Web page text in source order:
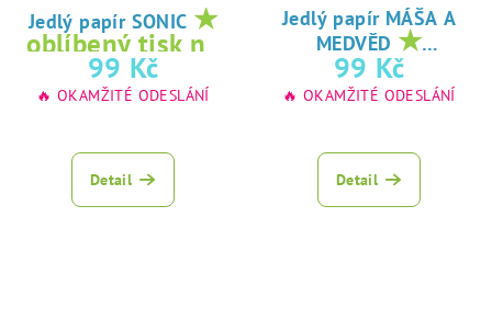
Jedlý papír SONIC ★
oblíbený tisk na
jedlý papír
99 Kč
🔥 OKAMŽITÉ ODESLÁNÍ
Detail
Jedlý papír MÁŠA A
MEDVĚD ★
oblíbený tisk na
jedlý papír
99 Kč
🔥 OKAMŽITÉ ODESLÁNÍ
Detail